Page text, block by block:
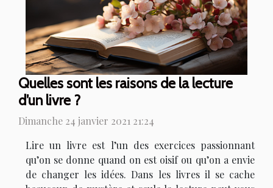
Quelles sont les raisons de la lecture
d’un livre ?
Dimanche 24 janvier 2021 21:24
Lire un livre est l’un des exercices passionnant
qu’on se donne quand on est oisif ou qu’on a envie
de changer les idées. Dans les livres il se cache